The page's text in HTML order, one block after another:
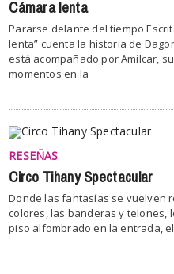
Cámara lenta
Pararse delante del tiempo
lenta” cuenta la historia de
está acompañado por Amilcar,
momentos en la
RESEÑAS
Circo Tihany Spectacular
Donde las fantasías se vuelven
colores, las banderas y telones,
piso alfombrado en la entrada,